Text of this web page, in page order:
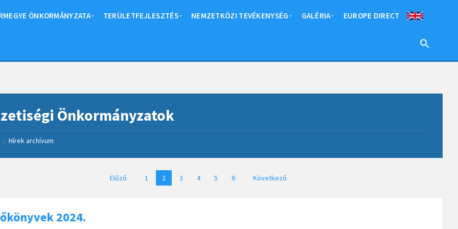
ÖNKORMÁNYZATA TERÜLETFEJLESZTÉS NEMZETKÖZI TEVÉKENYSÉG GALÉRIA EUROPE DIRECT
Önkormányzatok
/ Hírek archívum
Előző 1 2 3 4 5 6 Következő
2024.